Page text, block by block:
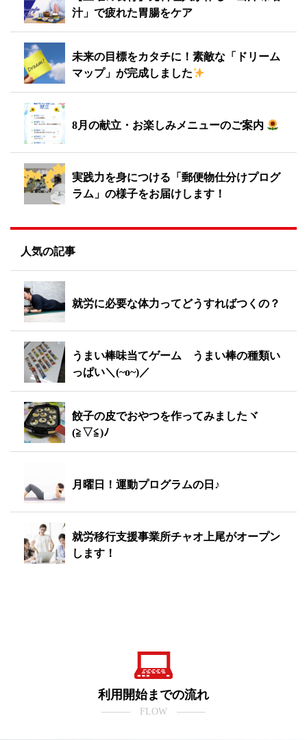
汁」で疲れた胃腸をケア
未来の目標をカタチに！素敵な「ドリーム
マップ」が完成しました
8月の献立・お楽しみメニューのご案内
実践力を身につける「郵便物仕分けプログ
ラム」の様子をお届けします！
人気の記事
就労に必要な体力ってどうすればつくの？
うまい棒味当てゲーム うまい棒の種類い
っぱい＼(~o~)／
餃子の皮でおやつを作ってみましたヾ
(≧▽≦)ﾉ
月曜日！運動プログラムの日♪
就労移行支援事業所チャオ上尾がオープン
します！
利用開始までの流れ
――― FLOW ―――